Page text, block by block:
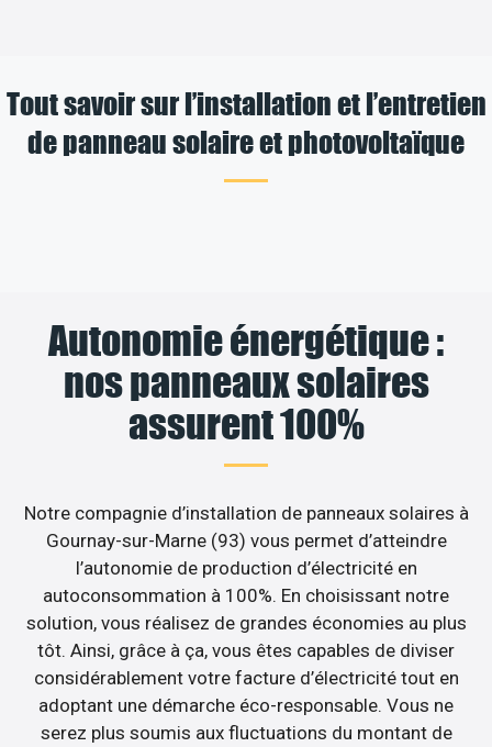
Tout savoir sur l’installation et l’entretien
de panneau solaire et photovoltaïque
Autonomie énergétique :
nos panneaux solaires
assurent 100%
Notre compagnie d’installation de panneaux solaires à
Gournay-sur-Marne (93) vous permet d’atteindre
l’autonomie de production d’électricité en
autoconsommation à 100%. En choisissant notre
solution, vous réalisez de grandes économies au plus
tôt. Ainsi, grâce à ça, vous êtes capables de diviser
considérablement votre facture d’électricité tout en
adoptant une démarche éco-responsable. Vous ne
serez plus soumis aux fluctuations du montant de